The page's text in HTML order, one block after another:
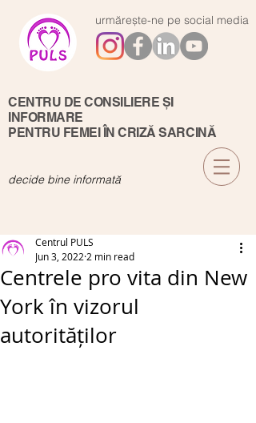
urmărește-ne pe social media
CENTRU DE CONSILIERE ȘI
INFORMARE
PENTRU FEMEI ÎN CRIZĂ SARCINĂ
decide bine informată
Centrele pro vita din New
York în vizorul
autorităților
Centrul PULS
Jun 3, 2022 2 min read